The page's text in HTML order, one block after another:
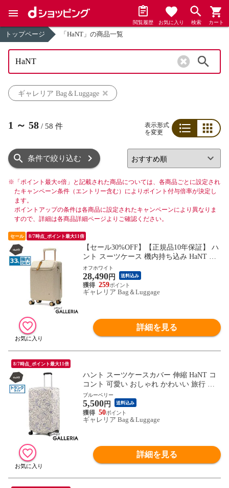
閲覧履歴 お気に入り 検索 カート
トップページ 「HaNT」の商品一覧
ギャレリア Bag＆Luggage
1 ～ 58 / 58 件
表示形式
を変更
条件で絞り込む
※ 「ポイント最大○倍」と記載された商品については、各商品ごとに設定され
たキャンペーン条件（エントリー含む）によりポイント付与倍率が決定し
ます。
ポイントアップの条件は各商品に設定されたキャンペーンにより異なりま
すので、詳細は各商品詳細ページよりご確認ください。
セール 8/7時点_ポイント最大11倍
【セール30%OFF】【正規品10年保証】 ハ
ント スーツケース 機内持ち込み HaNT ノ
ートル 33L 3泊 4泊 小さめ TSロック スト
ッパー おしゃれ 可愛い かわいい 女子 3～
4泊 キャリーケース ヘイヘイ 05180 wsb
オフホワイト
28,490円 送料込み
259
ギャレリア Bag＆Luggage
詳細を見る
8/7時点_ポイント最大11倍
ハント スーツケースカバー 伸縮 HaNT コ
コント 可愛い おしゃれ かわいい 旅行 ス
ーツケース カバー レディース 伸縮素材 パ
ッカブル 折りたたみ 80L～120L トラベル
女子 大人 トランクタイプ 05517 wsb
ブルーベリー
5,500円 送料込み
50
ギャレリア Bag＆Luggage
詳細を見る